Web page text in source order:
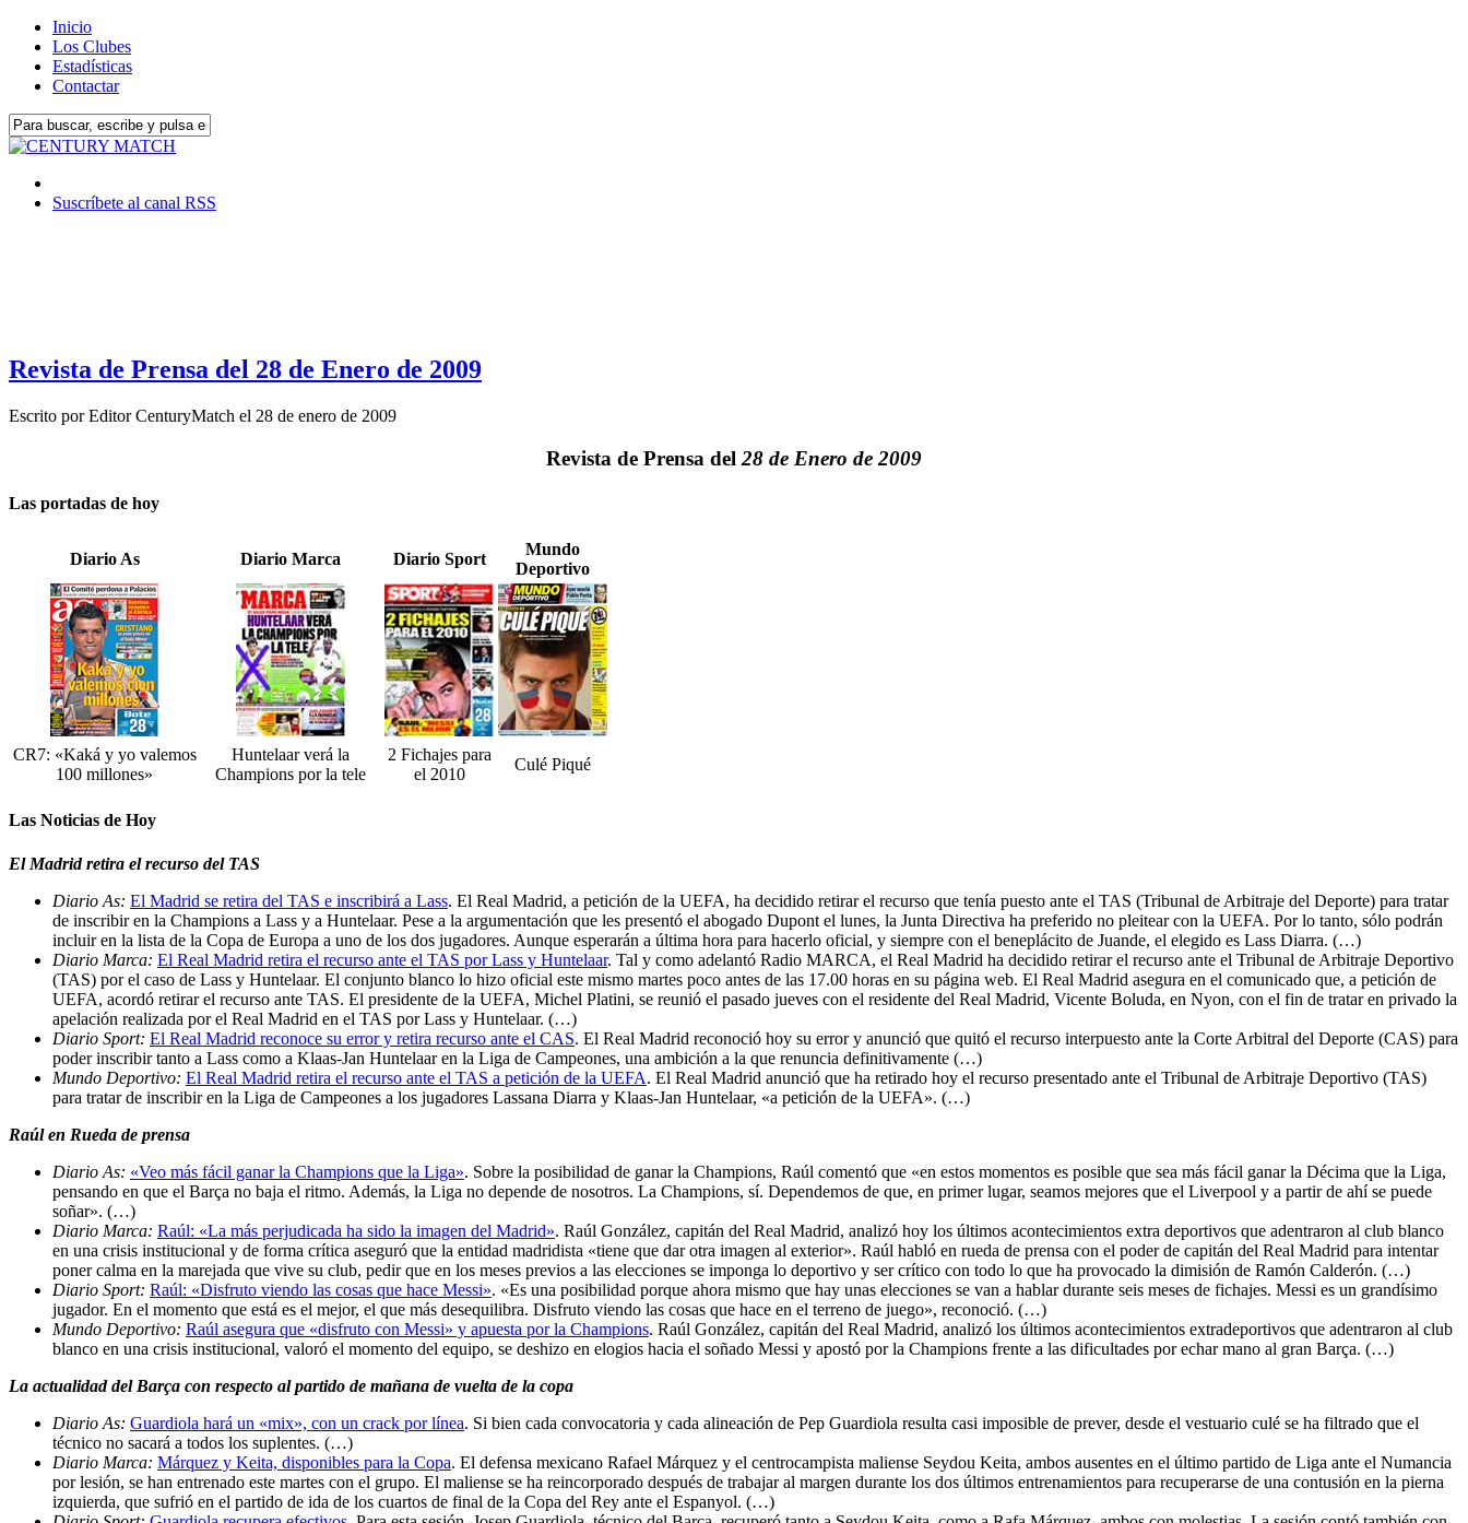
Inicio
Los Clubes
Estadísticas
Contactar
Suscríbete al canal RSS
Revista de Prensa del 28 de Enero de 2009
Escrito porEditor CenturyMatch el 28 de enero de 2009
Revista de Prensa del 28 de Enero de 2009
Las portadas de hoy
Diario As Diario Marca Diario Sport
Mundo
Deportivo
CR7: «Kaká y yo valemos
100 millones»
Huntelaar verá la
Champions por la tele
2 Fichajes para
el 2010
Culé Piqué
Las Noticias de Hoy
El Madrid retira el recurso del TAS
Diario As: El Madrid se retira del TAS e inscribirá a Lass. El Real Madrid, a petición de la UEFA, ha decidido retirar el recurso que tenía puesto ante el TAS (Tribunal de Arbitraje del Deporte) para tratar
de inscribir en la Champions a Lass y a Huntelaar. Pese a la argumentación que les presentó el abogado Dupont el lunes, la Junta Directiva ha preferido no pleitear con la UEFA. Por lo tanto, sólo podrán
incluir en la lista de la Copa de Europa a uno de los dos jugadores. Aunque esperarán a última hora para hacerlo oficial, y siempre con el beneplácito de Juande, el elegido es Lass Diarra. (…)
Diario Marca: El Real Madrid retira el recurso ante el TAS por Lass y Huntelaar. Tal y como adelantó Radio MARCA, el Real Madrid ha decidido retirar el recurso ante el Tribunal de Arbitraje Deportivo
(TAS) por el caso de Lass y Huntelaar. El conjunto blanco lo hizo oficial este mismo martes poco antes de las 17.00 horas en su página web. El Real Madrid asegura en el comunicado que, a petición de
UEFA, acordó retirar el recurso ante TAS. El presidente de la UEFA, Michel Platini, se reunió el pasado jueves con el residente del Real Madrid, Vicente Boluda, en Nyon, con el fin de tratar en privado la
apelación realizada por el Real Madrid en el TAS por Lass y Huntelaar. (…)
Diario Sport: El Real Madrid reconoce su error y retira recurso ante el CAS. El Real Madrid reconoció hoy su error y anunció que quitó el recurso interpuesto ante la Corte Arbitral del Deporte (CAS) para
poder inscribir tanto a Lass como a Klaas-Jan Huntelaar en la Liga de Campeones, una ambición a la que renuncia definitivamente (…)
Mundo Deportivo: El Real Madrid retira el recurso ante el TAS a petición de la UEFA. El Real Madrid anunció que ha retirado hoy el recurso presentado ante el Tribunal de Arbitraje Deportivo (TAS)
para tratar de inscribir en la Liga de Campeones a los jugadores Lassana Diarra y Klaas-Jan Huntelaar, «a petición de la UEFA». (…)
Raúl en Rueda de prensa
Diario As: «Veo más fácil ganar la Champions que la Liga». Sobre la posibilidad de ganar la Champions, Raúl comentó que «en estos momentos es posible que sea más fácil ganar la Décima que la Liga,
pensando en que el Barça no baja el ritmo. Además, la Liga no depende de nosotros. La Champions, sí. Dependemos de que, en primer lugar, seamos mejores que el Liverpool y a partir de ahí se puede
soñar». (…)
Diario Marca: Raúl: «La más perjudicada ha sido la imagen del Madrid». Raúl González, capitán del Real Madrid, analizó hoy los últimos acontecimientos extra deportivos que adentraron al club blanco
en una crisis institucional y de forma crítica aseguró que la entidad madridista «tiene que dar otra imagen al exterior». Raúl habló en rueda de prensa con el poder de capitán del Real Madrid para intentar
poner calma en la marejada que vive su club, pedir que en los meses previos a las elecciones se imponga lo deportivo y ser crítico con todo lo que ha provocado la dimisión de Ramón Calderón. (…)
Diario Sport: Raúl: «Disfruto viendo las cosas que hace Messi». «Es una posibilidad porque ahora mismo que hay unas elecciones se van a hablar durante seis meses de fichajes. Messi es un grandísimo
jugador. En el momento que está es el mejor, el que más desequilibra. Disfruto viendo las cosas que hace en el terreno de juego», reconoció. (…)
Mundo Deportivo: Raúl asegura que «disfruto con Messi» y apuesta por la Champions. Raúl González, capitán del Real Madrid, analizó los últimos acontecimientos extradeportivos que adentraron al club
blanco en una crisis institucional, valoró el momento del equipo, se deshizo en elogios hacia el soñado Messi y apostó por la Champions frente a las dificultades por echar mano al gran Barça. (…)
La actualidad del Barça con respecto al partido de mañana de vuelta de la copa
Diario As: Guardiola hará un «mix», con un crack por línea. Si bien cada convocatoria y cada alineación de Pep Guardiola resulta casi imposible de prever, desde el vestuario culé se ha filtrado que el
técnico no sacará a todos los suplentes. (…)
Diario Marca: Márquez y Keita, disponibles para la Copa. El defensa mexicano Rafael Márquez y el centrocampista maliense Seydou Keita, ambos ausentes en el último partido de Liga ante el Numancia
por lesión, se han entrenado este martes con el grupo. El maliense se ha reincorporado después de trabajar al margen durante los dos últimos entrenamientos para recuperarse de una contusión en la pierna
izquierda, que sufrió en el partido de ida de los cuartos de final de la Copa del Rey ante el Espanyol. (…)